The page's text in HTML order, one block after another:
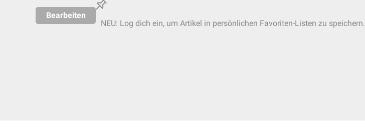
Bearbeiten
NEU: Log dich ein, um Artikel in persönlichen Favoriten-Listen zu speichern.